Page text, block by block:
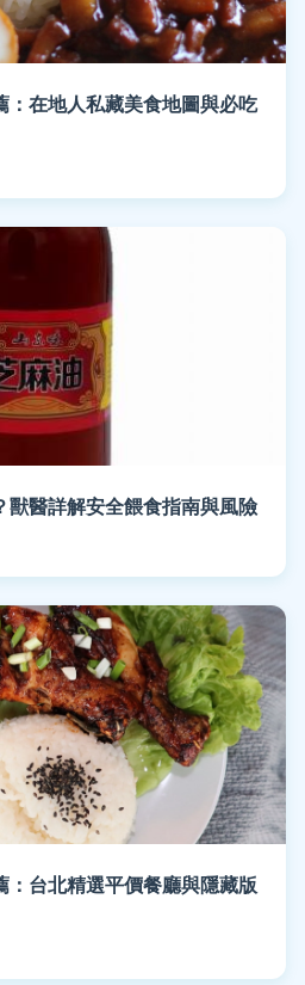
：在地人私藏美食地圖與必吃
獸醫詳解安全餵食指南與風險
台北精選平價餐廳與隱藏版